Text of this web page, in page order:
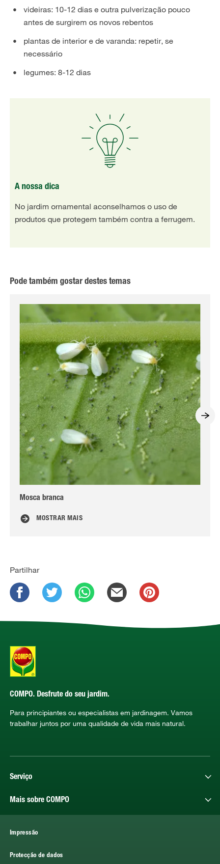
videiras: 10-12 dias e outra pulverização pouco
antes de surgirem os novos rebentos
plantas de interior e de varanda: repetir, se
necessário
legumes: 8-12 dias
A nossa dica
No jardim ornamental aconselhamos o uso de
produtos que protegem também contra a ferrugem.
Pode também gostar destes temas
Mosca branca
MOSTRAR MAIS
Partilhar
COMPO. Desfrute do seu jardim.
Para principiantes ou especialistas em jardinagem. Vamos
trabalhar juntos por uma qualidade de vida mais natural.
Serviço
Mais sobre COMPO
Impressão
Protecção de dados